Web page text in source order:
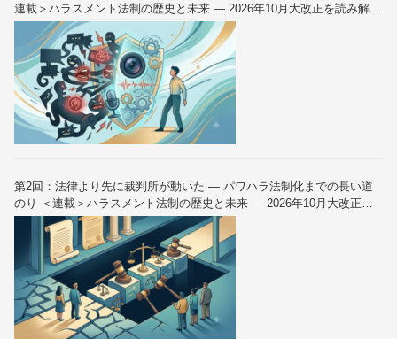
連載＞ハラスメント法制の歴史と未来 — 2026年10月大改正を読み解く
（全6回）
第2回：法律より先に裁判所が動いた — パワハラ法制化までの長い道
のり ＜連載＞ハラスメント法制の歴史と未来 — 2026年10月大改正を
読み解く（全6回）